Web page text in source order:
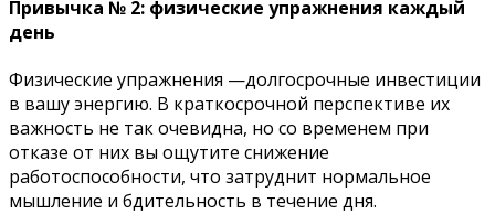
Привычка № 2: физические упражнения каждый
день
Физические упражнения —долгосрочные инвестиции
в вашу энергию. В краткосрочной перспективе их
важность не так очевидна, но со временем при
отказе от них вы ощутите снижение
работоспособности, что затруднит нормальное
мышление и бдительность в течение дня.